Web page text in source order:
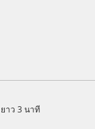
ยาว 3 นาที